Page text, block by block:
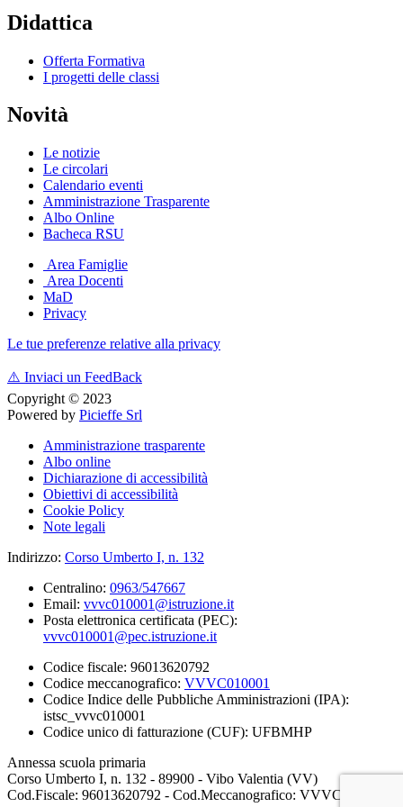
Didattica
Offerta Formativa
I progetti delle classi
Novità
Le notizie
Le circolari
Calendario eventi
Amministrazione Trasparente
Albo Online
Bacheca RSU
Area Famiglie
Area Docenti
MaD
Privacy
Le tue preferenze relative alla privacy
⚠️ Inviaci un FeedBack
Copyright © 2023
Powered by Picieffe Srl
Amministrazione trasparente
Albo online
Dichiarazione di accessibilità
Obiettivi di accessibilità
Cookie Policy
Note legali
Indirizzo: Corso Umberto I, n. 132
Centralino: 0963/547667
Email: vvvc010001@istruzione.it
Posta elettronica certificata (PEC):
vvvc010001@pec.istruzione.it
Codice fiscale: 96013620792
Codice meccanografico: VVVC010001
Codice Indice delle Pubbliche Amministrazioni (IPA):
istsc_vvvc010001
Codice unico di fatturazione (CUF): UFBMHP
Annessa scuola primaria
Corso Umberto I, n. 132 - 89900 - Vibo Valentia (VV)
Cod.Fiscale: 96013620792 - Cod.Meccanografico: VVVC010001